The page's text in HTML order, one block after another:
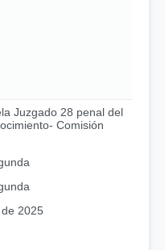
Juzgado 28 penal del
Comisión
2025